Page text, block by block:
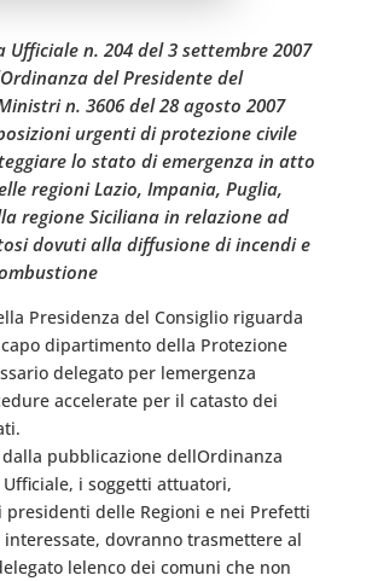
Ufficiale n. 204 del 3 settembre 2007
del Presidente del
n. 3606 del 28 agosto 2007
urgenti di protezione civile
lo stato di emergenza in atto
regioni Lazio, Impania, Puglia,
regione Siciliana in relazione ad
dovuti alla diffusione di incendi e
Presidenza del Consiglio riguarda
dipartimento della Protezione
delegato per lemergenza
accelerate per il catasto dei
pubblicazione dellOrdinanza
i soggetti attuatori,
delle Regioni e nei Prefetti
dovranno trasmettere al
lelenco dei comuni che non